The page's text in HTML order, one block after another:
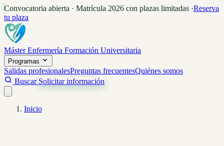
Convocatoria abierta · Matrícula 2026 con plazas limitadas ·Reserva
tu plaza
Máster Enfermería Formación Universitaria
Programas
Salidas profesionalesPreguntas frecuentesQuiénes somos
Buscar Solicitar información
Inicio